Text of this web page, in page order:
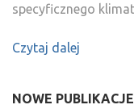
specyficznego
Czytaj dalej
NOWE PUBLIKACJE